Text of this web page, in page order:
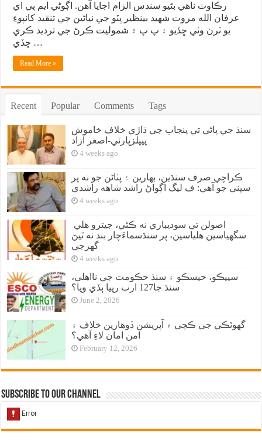
رڪاوٽ ناهي بڻيو سندس الزام اجايا آهن. اڳوڻي ايم پي اي
عرفان الله مروت شهيد بينظير ڀٽو جي نياڻين جي تنقيد کانپوءِ
يو ٽرن وٺي ڇڏيو ۽ پ پ ۾ شموليت ڪرڻ جي ترديد ڪري
ڇڏي …
Read More »
Recent Popular Comments Tags
سنڌ جي پاڻي تي پنجاب جي ڌاڙي خلاف خاموش
پيپلزپارٽي-اصغر آزاد
4 weeks ago
ڪراچي صرف سنڌين، بهارين ۽ پٺاڻن جو نه پر
سڀني جو آهي: ف ليگ اڳواڻ راشد شاهه راشدي
4 weeks ago
سگهياسين هلياسين، پر سنڌسماءَچار بند نه ٿيڻ
گهرجي
4 weeks ago
سيپڪو، حيسڪو ۽ سنڌ حڪومت جي نااهلي،
سنڌ جا127 ارب رپيا ٻڏي ويا؟
June 2, 2026
گهوٽڪي جي ڪچي ۾ آپريشن ڏوهارين خلاف ۽
امن امان لاءِ آهي؟
February 12, 2026
Subscribe to our Channel